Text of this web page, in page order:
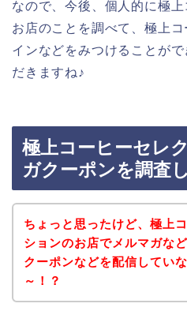
なので、今後、個人的に極
お店のことを調べて、極上
インなどをみつけることが
だきますね♪
極上コーヒーセレ
ガクーポンを調査
ちょっと思ったけど、極上
ションのお店でメルマガな
クーポンなどを配信してい
～！？